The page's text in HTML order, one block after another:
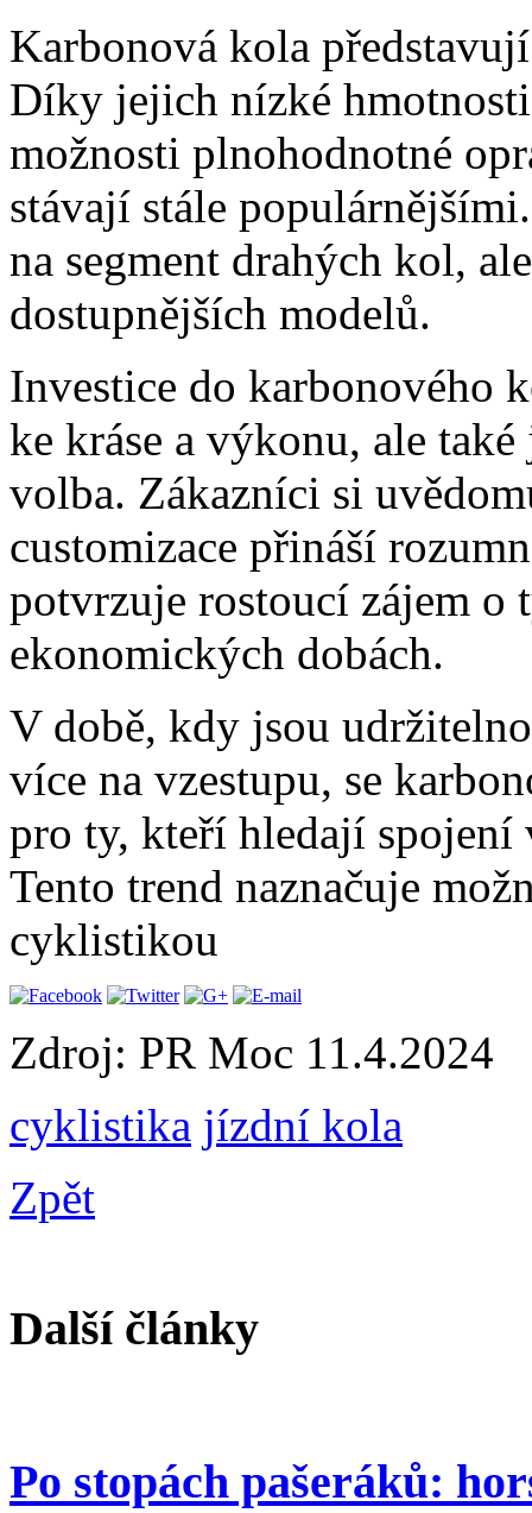
Karbonová kola
Díky jejich nízké
možnosti plnohodnotné
stávají stále
na segment drahých kol,
dostupnějších modelů.
Investice do karbonového
ke kráse a výkonu, ale
volba. Zákazníci si
customizace přináší
potvrzuje rostoucí zájem
ekonomických dobách.
V době, kdy jsou
více na vzestupu, se
pro ty, kteří hledají
Tento trend naznačuje
cyklistikou
Zdroj: PR Moc 11.4.2024
cyklistika jízdní kola
Zpět
Další články
Po stopách pašeráků: